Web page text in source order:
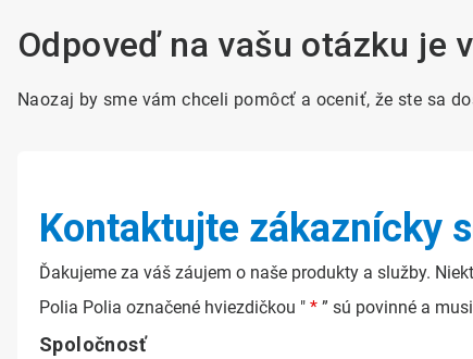
Odpoveď na vašu otázku je
Naozaj by sme vám chceli pomôcť a oceniť, že ste sa
Kontaktujte zákaznícky
Ďakujeme za váš záujem o naše produkty a služby.
Polia Polia označené hviezdičkou " * ” sú povinné a
Spoločnosť